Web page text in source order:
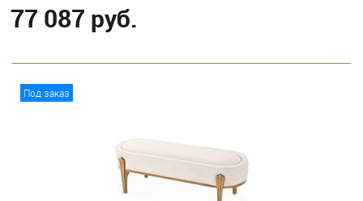
77 087 руб.
Под заказ